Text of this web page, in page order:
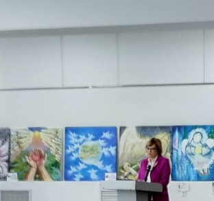
Александр Иванович
Алексей Константинович
Николай Алексеевич
тыл в годы войны
о ветеранах
памяти
ветеранов